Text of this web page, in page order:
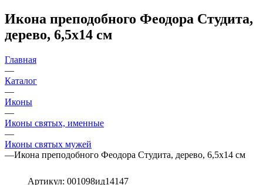
Икона преподобного Феодора Студита,
дерево, 6,5х14 см
Главная
—
Каталог
—
Иконы
—
Иконы святых, именные
—
Иконы святых мужей
—Икона преподобного Феодора Студита, дерево, 6,5х14 см
Артикул: 001098ид14147